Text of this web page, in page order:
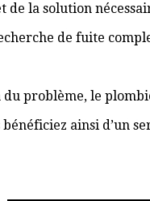
la solution
de fuite
problème, le
ainsi d’un